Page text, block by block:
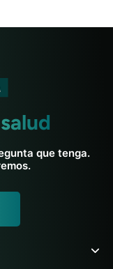
que tenga.